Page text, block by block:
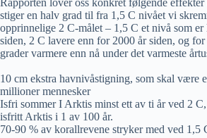
Rapporten lover oss konkret følgende effekter
stiger en halv grad til fra 1,5 C nivået vi
opprinnelige 2 C-målet – 1,5 C et nivå som
siden, 2 C lavere enn for 2000 år siden, og
grader varmere enn nå under det varmeste
10 cm ekstra havnivåstigning, som skal være
millioner mennesker
Isfri sommer I Arktis minst ett av ti år ved 2
isfritt Arktis i 1 av 100 år.
70-90 % av korallrevene stryker med ved 1,5